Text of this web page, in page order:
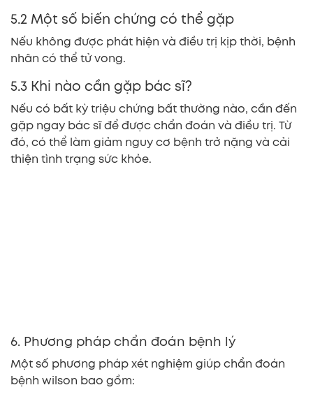
5.2 Một số biến chứng có thể gặp
Nếu không được phát hiện và điều trị kịp thời, bệnh
nhân có thể tử vong.
5.3 Khi nào cần gặp bác sĩ?
Nếu có bất kỳ triệu chứng bất thường nào, cần đến
gặp ngay bác sĩ để được chẩn đoán và điều trị. Từ
đó, có thể làm giảm nguy cơ bệnh trở nặng và cải
thiện tình trạng sức khỏe.
6. Phương pháp chẩn đoán bệnh lý
Một số phương pháp xét nghiệm giúp chẩn đoán
bệnh wilson bao gồm: